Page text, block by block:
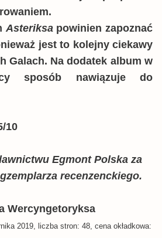
Asteriksa powinien zapoznać
jest to kolejny ciekawy
Galach. Na dodatek album w
sposób nawiązuje do
10
Egmont Polska za
recenzenckiego.
Wercyngetoryksa
2019, liczba stron: 48, cena okładkowa: